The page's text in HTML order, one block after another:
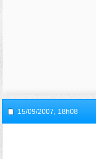
15/09/2007, 18h08